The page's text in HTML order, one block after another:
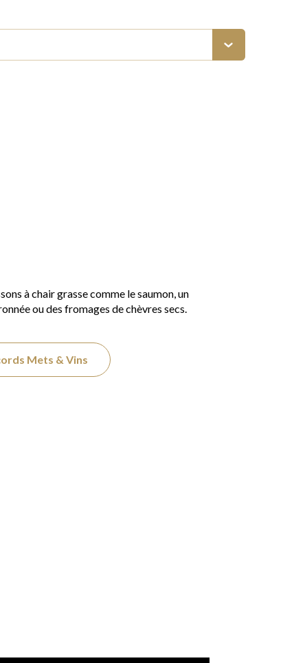
à chair grasse comme le saumon, un
ou des fromages de chèvres secs.
Mets & Vins